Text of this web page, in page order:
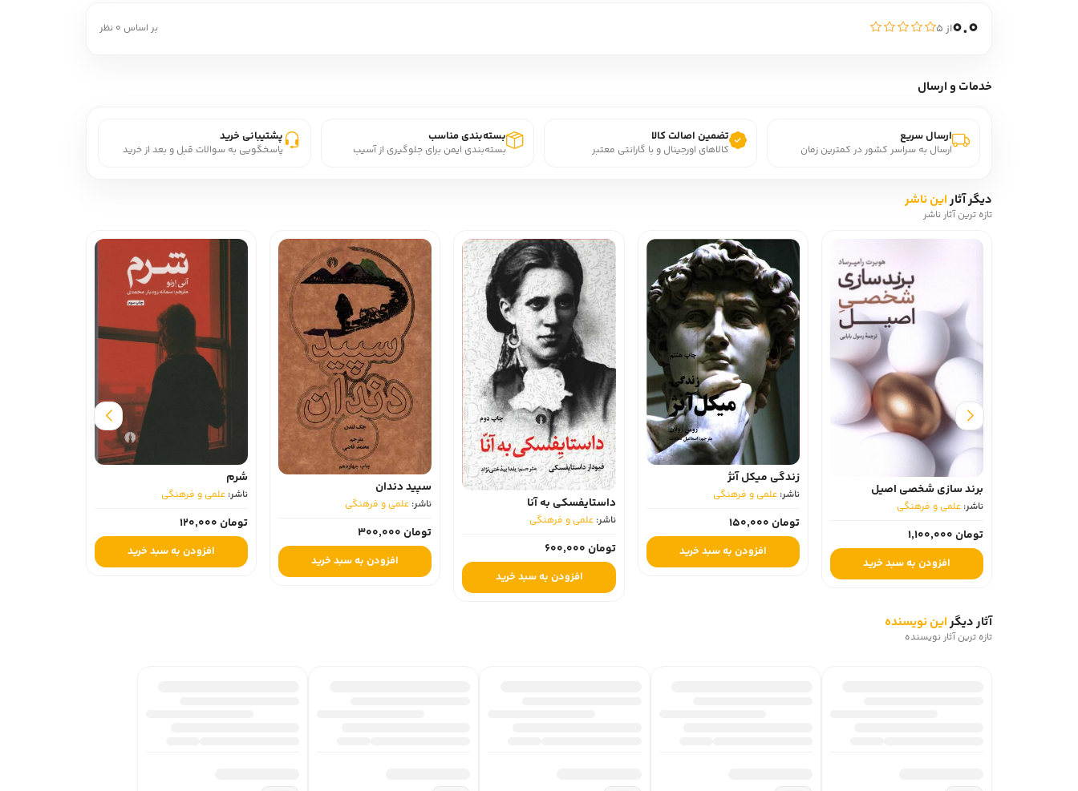
0.0از ۵ بر اساس 0 نظر
خدمات و ارسال
ارسال سریع
ارسال به سراسر کشور در کمترین زمان
تضمین اصالت کالا
کالاهای اورجینال و با گارانتی معتبر
بسته‌بندی مناسب
بسته‌بندی ایمن برای جلوگیری از آسیب
پشتیبانی خرید
پاسخگویی به سوالات قبل و بعد از خرید
دیگر آثاراین ناشر
تازه ترین آثار ناشر
برند سازی شخصی اصیل
ناشر:علمی و فرهنگی
تومان 1,100,000
افزودن به سبد خرید
زندگی میکل آنژ
ناشر:علمی و فرهنگی
تومان 150,000
افزودن به سبد خرید
داستایفسکی به آنا
ناشر:علمی و فرهنگی
تومان 600,000
افزودن به سبد خرید
سپید دندان
ناشر:علمی و فرهنگی
تومان 300,000
افزودن به سبد خرید
شرم
ناشر:علمی و فرهنگی
تومان 120,000
افزودن به سبد خرید
آثار دیگراین نویسنده
تازه ترین آثار نویسنده